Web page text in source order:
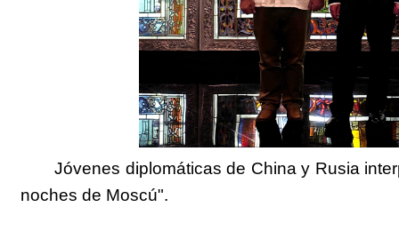
Jóvenes diplomáticasde China y Rusia
noches de Moscú".